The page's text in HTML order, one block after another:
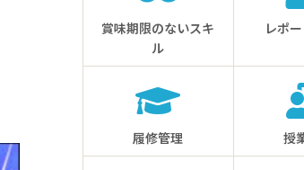
賞味期限のないスキ
ル
レポ
履修管理 授